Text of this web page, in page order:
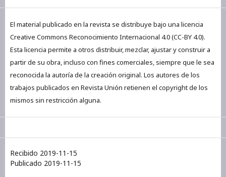
El material publicado en la revista se distribuye bajo una licencia
Creative Commons Reconocimiento Internacional 4.0 (CC-BY 4.0).
Esta licencia permite a otros distribuir, mezclar, ajustar y construir a
partir de su obra, incluso con fines comerciales, siempre que le sea
reconocida la autoría de la creación original. Los autores de los
trabajos publicados en Revista Unión retienen el copyright de los
mismos sin restricción alguna.
Recibido 2019-11-15
Publicado 2019-11-15